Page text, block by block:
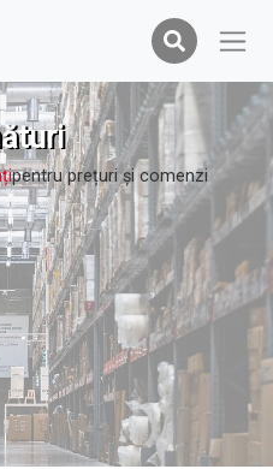
pentru prețuri şi comenzi